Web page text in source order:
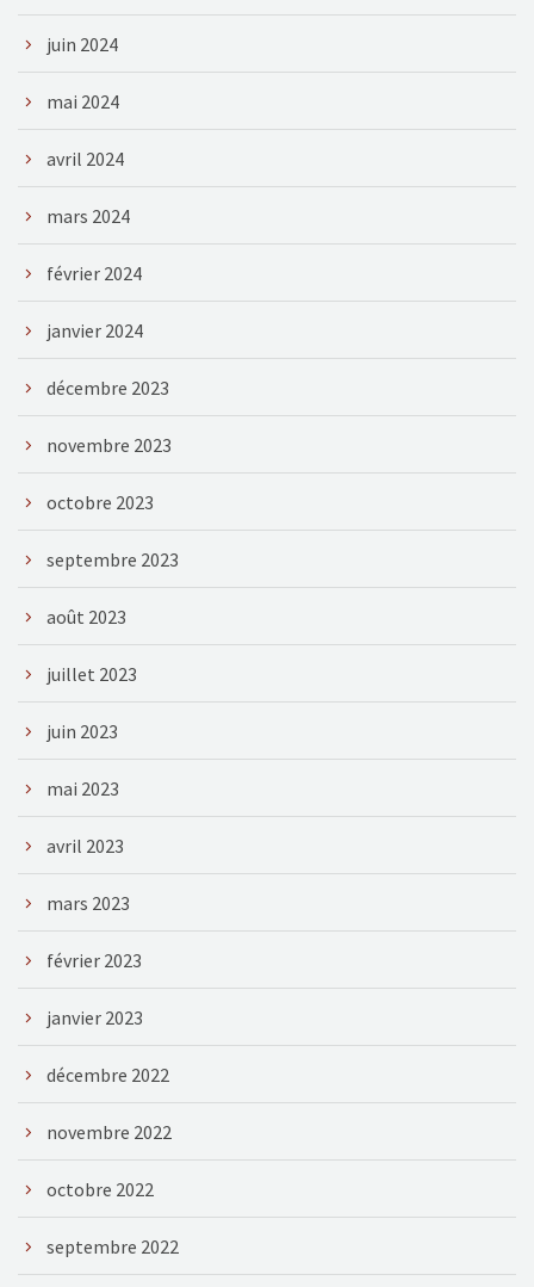
juin 2024
mai 2024
avril 2024
mars 2024
février 2024
janvier 2024
décembre 2023
novembre 2023
octobre 2023
septembre 2023
août 2023
juillet 2023
juin 2023
mai 2023
avril 2023
mars 2023
février 2023
janvier 2023
décembre 2022
novembre 2022
octobre 2022
septembre 2022